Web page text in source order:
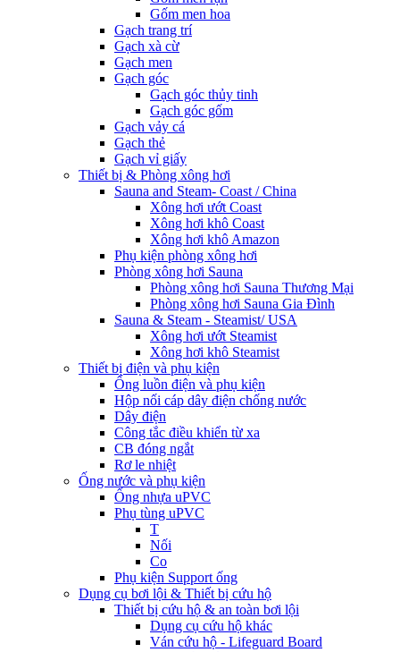
Gốm men hoa
Gạch trang trí
Gạch xà cừ
Gạch men
Gạch góc
Gạch góc thủy tinh
Gạch góc gốm
Gạch vảy cá
Gạch thẻ
Gạch vỉ giấy
Thiết bị & Phòng xông hơi
Sauna and Steam- Coast / China
Xông hơi ướt Coast
Xông hơi khô Coast
Xông hơi khô Amazon
Phụ kiện phòng xông hơi
Phòng xông hơi Sauna
Phòng xông hơi Sauna Thương Mại
Phòng xông hơi Sauna Gia Đình
Sauna & Steam - Steamist/ USA
Xông hơi ướt Steamist
Xông hơi khô Steamist
Thiết bị điện và phụ kiện
Ống luồn điện và phụ kiện
Hộp nối cáp dây điện chống nước
Dây điện
Công tắc điều khiển từ xa
CB đóng ngắt
Rơ le nhiệt
Ống nước và phụ kiện
Ống nhựa uPVC
Phụ tùng uPVC
T
Nối
Co
Phụ kiện Support ống
Dụng cụ bơi lội & Thiết bị cứu hộ
Thiết bị cứu hộ & an toàn bơi lội
Dụng cụ cứu hộ khác
Ván cứu hộ - Lifeguard Board